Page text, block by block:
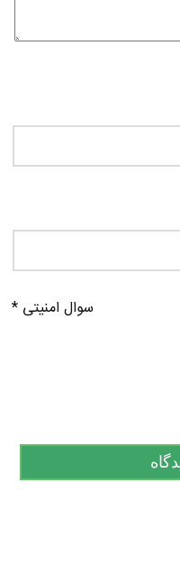
سوال امنیتی *